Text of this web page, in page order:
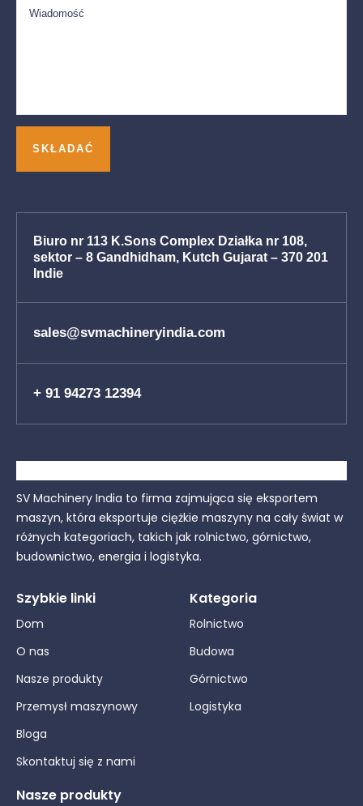
Biuro nr 113 K.Sons Complex Działka nr 108,
sektor – 8 Gandhidham, Kutch Gujarat – 370 201
Indie
sales@svmachineryindia.com
+ 91 94273 12394
SV Machinery India to firma zajmująca się eksportem
maszyn, która eksportuje ciężkie maszyny na cały świat w
różnych kategoriach, takich jak rolnictwo, górnictwo,
budownictwo, energia i logistyka.
Szybkie linki
Dom
O nas
Nasze produkty
Przemysł maszynowy
Bloga
Skontaktuj się z nami
Kategoria
Rolnictwo
Budowa
Górnictwo
Logistyka
Nasze produkty